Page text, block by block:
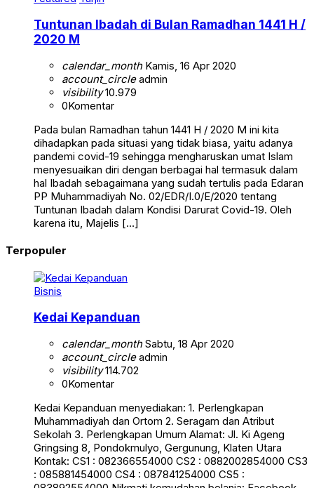
Tuntunan Ibadah di Bulan Ramadhan 1441 H /
2020 M
calendar_monthKamis, 16 Apr 2020
account_circleadmin
visibility10.979
0Komentar
Pada bulan Ramadhan tahun 1441 H / 2020 M ini kita
dihadapkan pada situasi yang tidak biasa, yaitu adanya
pandemi covid-19 sehingga mengharuskan umat Islam
menyesuaikan diri dengan berbagai hal termasuk dalam
hal Ibadah sebagaimana yang sudah tertulis pada Edaran
PP Muhammadiyah No. 02/EDR/I.0/E/2020 tentang
Tuntunan Ibadah dalam Kondisi Darurat Covid-19. Oleh
karena itu, Majelis […]
Terpopuler
Bisnis
Kedai Kepanduan
calendar_monthSabtu, 18 Apr 2020
account_circleadmin
visibility114.702
0Komentar
Kedai Kepanduan menyediakan: 1. Perlengkapan
Muhammadiyah dan Ortom 2. Seragam dan Atribut
Sekolah 3. Perlengkapan Umum Alamat: Jl. Ki Ageng
Gringsing 8, Pondokmulyo, Gergunung, Klaten Utara
Kontak: CS1 : 082366554000 CS2 : 0882002854000 CS3
: 085881454000 CS4 : 087841254000 CS5 :